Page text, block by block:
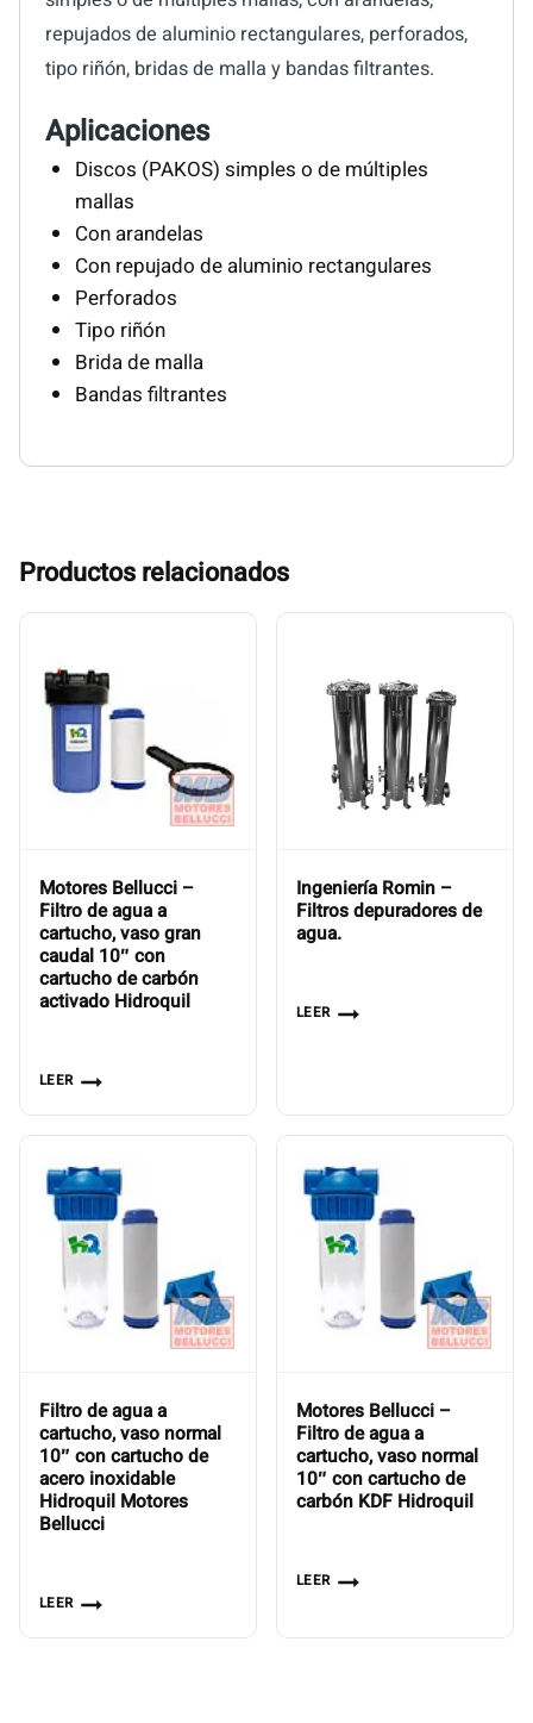
repujados de aluminio rectangulares, perforados,
tipo riñón, bridas de malla y bandas filtrantes.
Aplicaciones
Discos (PAKOS) simples o de múltiples
mallas
Con arandelas
Con repujado de aluminio rectangulares
Perforados
Tipo riñón
Brida de malla
Bandas filtrantes
Productos relacionados
Motores Bellucci –
Filtro de agua a
cartucho, vaso gran
caudal 10″ con
cartucho de carbón
activado Hidroquil
LEER
Ingeniería Romin –
Filtros depuradores de
agua.
LEER
Filtro de agua a
cartucho, vaso normal
10″ con cartucho de
acero inoxidable
Hidroquil Motores
Bellucci
LEER
Motores Bellucci –
Filtro de agua a
cartucho, vaso normal
10″ con cartucho de
carbón KDF Hidroquil
LEER